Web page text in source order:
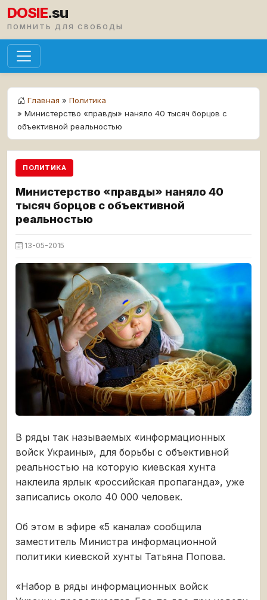
DOSIE.su
ПОМНИТЬ ДЛЯ СВОБОДЫ
Главная » Политика
» Министерство «правды» наняло 40 тысяч борцов с
объективной реальностью
ПОЛИТИКА
Министерство «правды» наняло 40
тысяч борцов с объективной
реальностью
13-05-2015
В ряды так называемых «информационных
войск Украины», для борьбы с объективной
реальностью на которую киевская хунта
наклеила ярлык «российская пропаганда», уже
записались около 40 000 человек.
Об этом в эфире «5 канала» сообщила
заместитель Министра информационной
политики киевской хунты Татьяна Попова.
«Набор в ряды информационных войск